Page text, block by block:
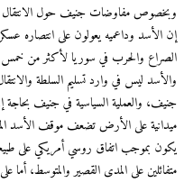
مفاوضات جنيف حول الانتقال السلمي
وداعميه يعولون على انتصاره عسكريا
والحرب في سوريا لأكثر من خمس
ليس في وارد تسليم السلطة والانتقال
والعملية السياسية في جنيف بحاجة إلى
على الأرض تضعف موقف الأسد
بموجب اتفاق روسي أمريكي على طبيعة
على المدى القصير والمتوسط، أما على